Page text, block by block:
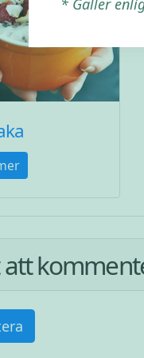
att
* Gäller